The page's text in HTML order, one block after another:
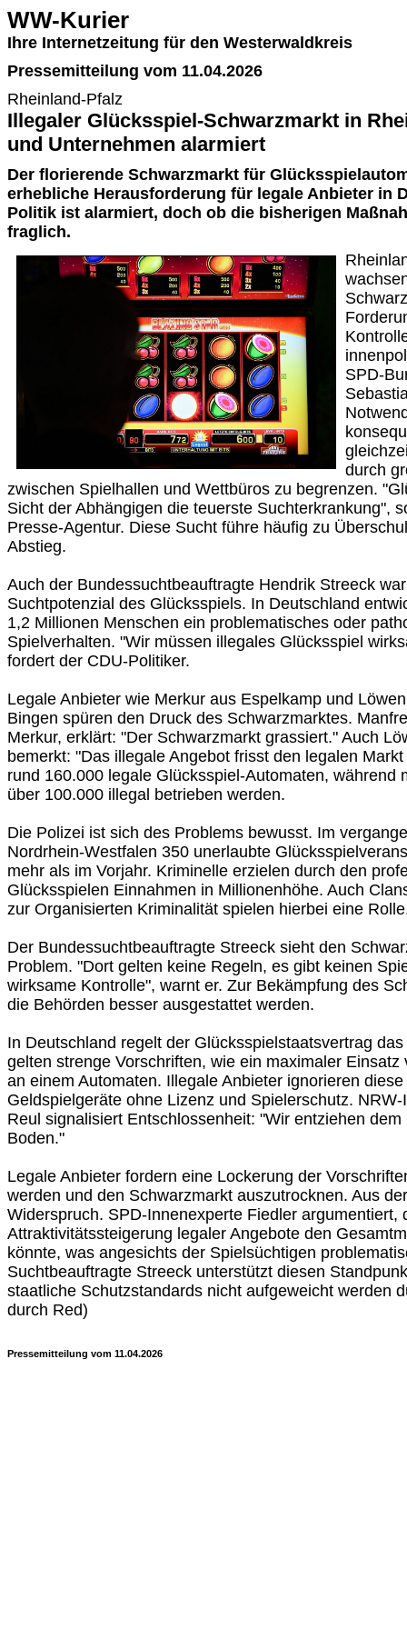
WW-Kurier
Ihre Internetzeitung für den Westerwaldkreis
Pressemitteilung vom 11.04.2026
Rheinland-Pfalz
Illegaler Glücksspiel-Schwarzmarkt in
und Unternehmen alarmiert
Der florierende Schwarzmarkt für
erhebliche Herausforderung für legale Anbieter in
Politik ist alarmiert, doch ob die bisherigen
fraglich.
SPD-
durch
zwischen Spielhallen und Wettbüros zu begrenzen.
Sicht der Abhängigen die teuerste Suchterkrankung",
Presse-Agentur. Diese Sucht führe häufig zu
Abstieg.
Auch der Bundessuchtbeauftragte Hendrik Streeck
Suchtpotenzial des Glücksspiels. In Deutschland
1,2 Millionen Menschen ein problematisches oder
Spielverhalten. "Wir müssen illegales Glücksspiel
fordert der CDU-Politiker.
Legale Anbieter wie Merkur aus Espelkamp und
Bingen spüren den Druck des Schwarzmarktes.
Merkur, erklärt: "Der Schwarzmarkt grassiert." Auch
bemerkt: "Das illegale Angebot frisst den legalen
rund 160.000 legale Glücksspiel-Automaten, während
über 100.000 illegal betrieben werden.
Die Polizei ist sich des Problems bewusst. Im
Nordrhein-Westfalen 350 unerlaubte
mehr als im Vorjahr. Kriminelle erzielen durch den
Glücksspielen Einnahmen in Millionenhöhe. Auch
zur Organisierten Kriminalität spielen hierbei eine
Der Bundessuchtbeauftragte Streeck sieht den
Problem. "Dort gelten keine Regeln, es gibt keinen
wirksame Kontrolle", warnt er. Zur Bekämpfung des
die Behörden besser ausgestattet werden.
In Deutschland regelt der Glücksspielstaatsvertrag
gelten strenge Vorschriften, wie ein maximaler
an einem Automaten. Illegale Anbieter ignorieren
Geldspielgeräte ohne Lizenz und Spielerschutz.
Reul signalisiert Entschlossenheit: "Wir entziehen
Boden."
Legale Anbieter fordern eine Lockerung der
werden und den Schwarzmarkt auszutrocknen. Aus
Widerspruch. SPD-Innenexperte Fiedler argumentiert,
Attraktivitätssteigerung legaler Angebote den
könnte, was angesichts der Spielsüchtigen
Suchtbeauftragte Streeck unterstützt diesen
staatliche Schutzstandards nicht aufgeweicht werden
durch Red)
Pressemitteilung vom 11.04.2026